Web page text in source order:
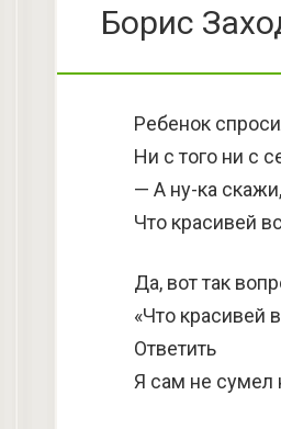
Борис
Ребенок
Ни с того ни с
— А ну-ка скажи,
Что красивей
Да, вот так
«Что красивей
Ответить
Я сам не сумел